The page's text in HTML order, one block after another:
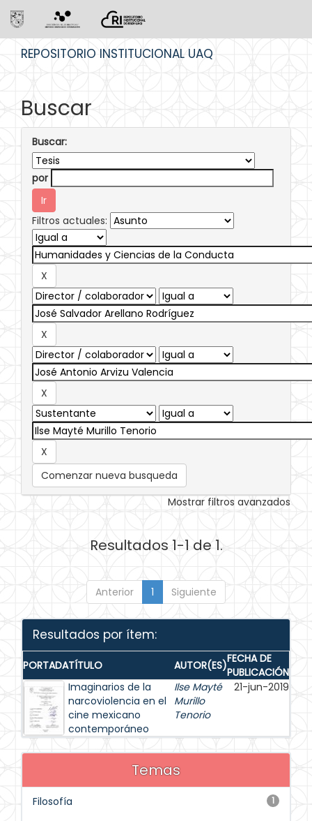
REPOSITORIO INSTITUCIONAL UAQ
Buscar
Buscar:
por
Filtros actuales:
Comenzar nueva busqueda
Mostrar filtros avanzados
Resultados 1-1 de 1.
Anterior 1 Siguiente
Resultados por ítem:
PORTADATÍTULO AUTOR(ES)FECHA DE
PUBLICACIÓN
Imaginarios de la
narcoviolencia en el
cine mexicano
contemporáneo
Ilse Mayté
Murillo
Tenorio
21-jun-2019
Temas
1
Filosofía